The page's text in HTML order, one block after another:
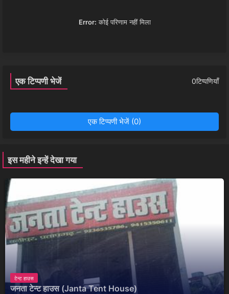
Error: कोई परिणाम नहीं मिला
एक टिप्पणी भेजें 0टिप्पणियाँ
एक टिप्पणी भेजें (0)
इस महीने इन्हें देखा गया
टेन्ट हाउस
जनता टेन्ट हाउस (Janta Tent House)